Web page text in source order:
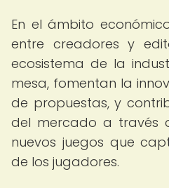
En el ámbito
entre creadores y
ecosistema de la
mesa, fomentan la
de propuestas, y
del mercado a través
nuevos juegos que
de los jugadores.